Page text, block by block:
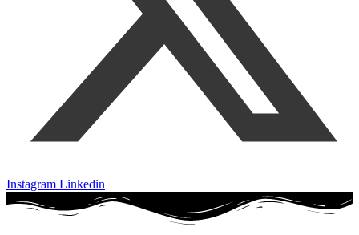
Instagram Linkedin